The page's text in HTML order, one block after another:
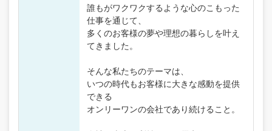
誰もがワクワクするような心のこもった
仕事を通じて、
多くのお客様の夢や理想の暮らしを叶え
てきました。
そんな私たちのテーマは、
いつの時代もお客様に大きな感動を提供
できる
オンリーワンの会社であり続けること。